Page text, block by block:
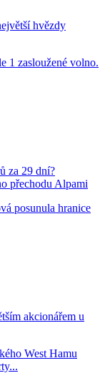
hvězdy
1 zasloužené volno.
za 29 dní?
přechodu Alpami
posunula hranice
akcionářem u
West Hamu